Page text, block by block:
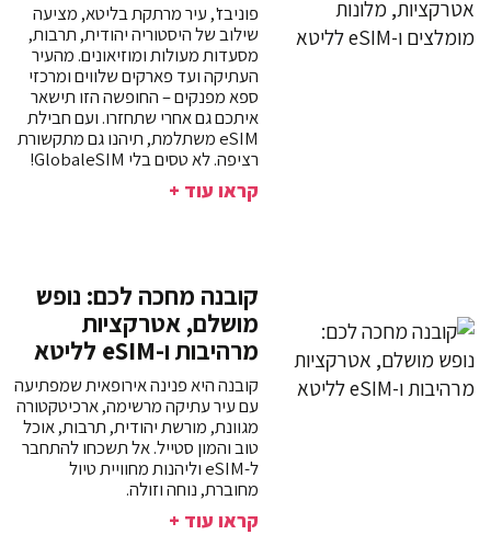
פוניבז', עיר מרתקת בליטא, מציעה
שילוב של היסטוריה יהודית, תרבות,
מסעדות מעולות ומוזיאונים. מהעיר
העתיקה ועד פארקים שלווים ומרכזי
ספא מפנקים – החופשה הזו תישאר
איתכם גם אחרי שתחזרו. ועם חבילת
eSIM משתלמת, תיהנו גם מתקשורת
רציפה. לא טסים בלי GlobaleSIM!
קראו עוד +
קובנה מחכה לכם: נופש
מושלם, אטרקציות
מרהיבות ו-eSIM לליטא
קובנה היא פנינה אירופאית שמפתיעה
עם עיר עתיקה מרשימה, ארכיטקטורה
מגוונת, מורשת יהודית, תרבות, אוכל
טוב והמון סטייל. אל תשכחו להתחבר
ל-eSIM וליהנות מחוויית טיול
מחוברת, נוחה וזולה.
קראו עוד +